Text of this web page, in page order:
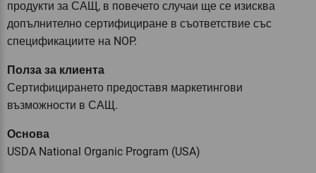
продукти за САЩ, в повечето случаи ще се изисква
допълнително сертифициране в съответствие със
спецификациите на NOP.
Полза за клиента
Сертифицирането предоставя маркетингови
възможности в САЩ.
Основа
USDA National Organic Program (USA)